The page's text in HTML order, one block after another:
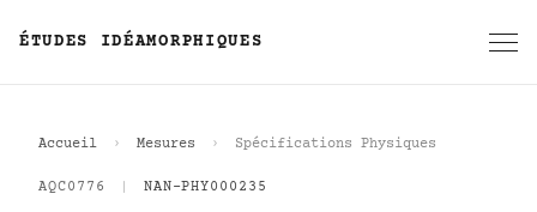
ÉTUDES IDÉAMORPHIQUES
Accueil Mesures Spécifications Physiques
AQC0776 NAN-PHY000235